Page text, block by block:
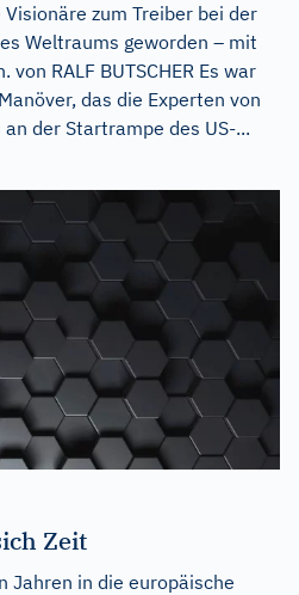
zum Treiber bei der
Weltraums geworden – mit
RALF BUTSCHER Es war
das die Experten von
der Startrampe des US-...
Zeit
Jahren in die europäische